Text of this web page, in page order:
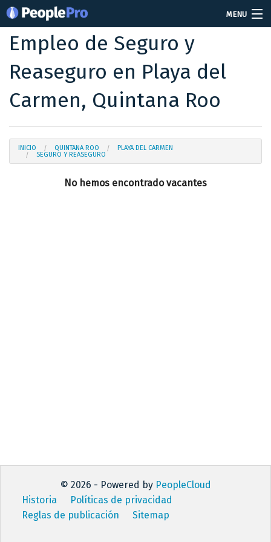
MENU
Soy reclutador
Precios
Vacantes
Crear cuenta
Empleo de Seguro y
Reaseguro en Playa del
Carmen, Quintana Roo
INICIO QUINTANA ROO
PLAYA DEL CARMEN
SEGURO Y REASEGURO
No hemos encontrado vacantes
© 2026 - Powered by PeopleCloud
Historia
Políticas de privacidad
Reglas de publicación
Sitemap